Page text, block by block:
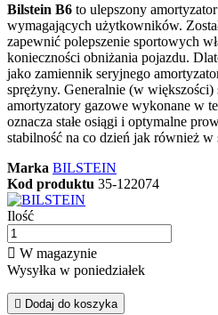
Bilstein B6 to ulepszony
wymagających użytkowników.
zapewnić polepszenie sportowych
konieczności obniżania pojazdu.
jako zamiennik seryjnego
sprężyny. Generalnie (w większości)
amortyzatory gazowe wykonane w
oznacza stałe osiągi i optymalne
stabilność na co dzień jak również w
Marka BILSTEIN
Kod produktu 35-122074
Ilość
 W magazynie
Wysyłka w poniedziałek
 Dodaj do koszyka